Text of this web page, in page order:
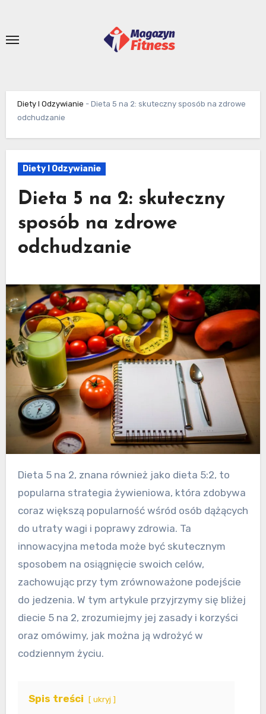
content
Diety I Odzywianie -Dieta 5 na 2: skuteczny sposób na zdrowe
odchudzanie
Diety I Odzywianie
Dieta 5 na 2: skuteczny
sposób na zdrowe
odchudzanie
Dieta 5 na 2, znana również jako dieta 5:2, to
popularna strategia żywieniowa, która zdobywa
coraz większą popularność wśród osób dążących
do utraty wagi i poprawy zdrowia. Ta
innowacyjna metoda może być skutecznym
sposobem na osiągnięcie swoich celów,
zachowując przy tym zrównoważone podejście
do jedzenia. W tym artykule przyjrzymy się bliżej
diecie 5 na 2, zrozumiejmy jej zasady i korzyści
oraz omówimy, jak można ją wdrożyć w
codziennym życiu.
Spis treści ukryj